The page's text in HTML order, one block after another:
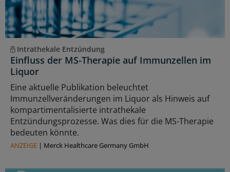
Intrathekale Entzündung
Einfluss der MS-Therapie auf Immunzellen im
Liquor
Eine aktuelle Publikation beleuchtet
Immunzellveränderungen im Liquor als Hinweis auf
kompartimentalisierte intrathekale
Entzündungsprozesse. Was dies für die MS-Therapie
bedeuten könnte.
ANZEIGE | Merck Healthcare Germany GmbH